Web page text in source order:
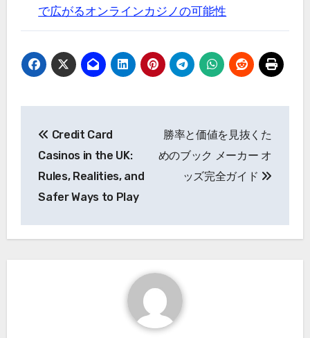
で広がるオンラインカジノの可能性
navigation
Credit Card
Casinos in the UK:
Rules, Realities, and
Safer Ways to Play
勝率と価値を見抜くた
めのブック メーカー オ
ッズ完全ガイド